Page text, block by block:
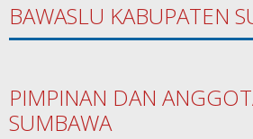
BAWASLU KABUPATEN
PIMPINAN DAN
SUMBAWA